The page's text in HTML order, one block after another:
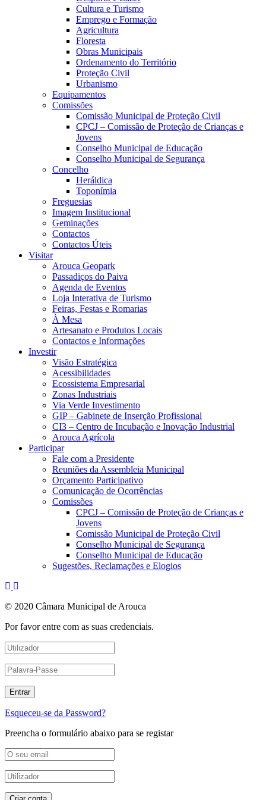
Cultura e Turismo
Emprego e Formação
Agricultura
Floresta
Obras Municipais
Ordenamento do Território
Proteção Civil
Urbanismo
Equipamentos
Comissões
Comissão Municipal de Proteção Civil
CPCJ – Comissão de Proteção de Crianças e
Jovens
Conselho Municipal de Educação
Conselho Municipal de Segurança
Concelho
Heráldica
Toponímia
Freguesias
Imagem Institucional
Geminações
Contactos
Contactos Úteis
Visitar
Arouca Geopark
Passadiços do Paiva
Agenda de Eventos
Loja Interativa de Turismo
Feiras, Festas e Romarias
À Mesa
Artesanato e Produtos Locais
Contactos e Informações
Investir
Visão Estratégica
Acessibilidades
Ecossistema Empresarial
Zonas Industriais
Via Verde Investimento
GIP – Gabinete de Inserção Profissional
CI3 – Centro de Incubação e Inovação Industrial
Arouca Agrícola
Participar
Fale com a Presidente
Reuniões da Assembleia Municipal
Orçamento Participativo
Comunicação de Ocorrências
Comissões
CPCJ – Comissão de Proteção de Crianças e
Jovens
Comissão Municipal de Proteção Civil
Conselho Municipal de Segurança
Conselho Municipal de Educação
Sugestões, Reclamações e Elogios
© 2020 Câmara Municipal de Arouca
Por favor entre com as suas credenciais.
Esqueceu-se da Password?
Preencha o formulário abaixo para se registar